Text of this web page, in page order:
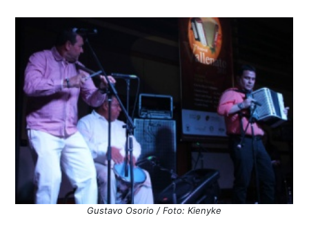
Gustavo Osorio / Foto: Kienyke